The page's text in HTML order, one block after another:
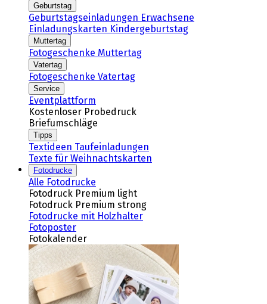
Geburtstag
Geburtstagseinladungen Erwachsene
Einladungskarten Kindergeburtstag
Muttertag
Fotogeschenke Muttertag
Vatertag
Fotogeschenke Vatertag
Service
Eventplattform
Kostenloser Probedruck
Briefumschläge
Tipps
Textideen Taufeinladungen
Texte für Weihnachtskarten
Fotodrucke
Alle Fotodrucke
Fotodruck Premium light
Fotodruck Premium strong
Fotodrucke mit Holzhalter
Fotoposter
Fotokalender